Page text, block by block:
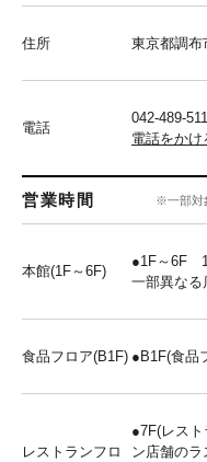
住所 東京都調布
電話
042-489-
電話をかけ
営業時間 ※一部対
本館(1F～6F)
●1F～6F
一部異なる
食品フロア(B1F) ●B1F(食品
レストランフロ
●7F(レス
ン店舗の